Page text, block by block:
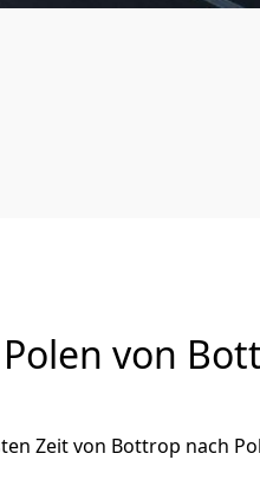
von
Zeit von Bottrop nach